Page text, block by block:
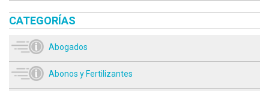
CATEGORÍAS
Abogados
Abonos y Fertilizantes